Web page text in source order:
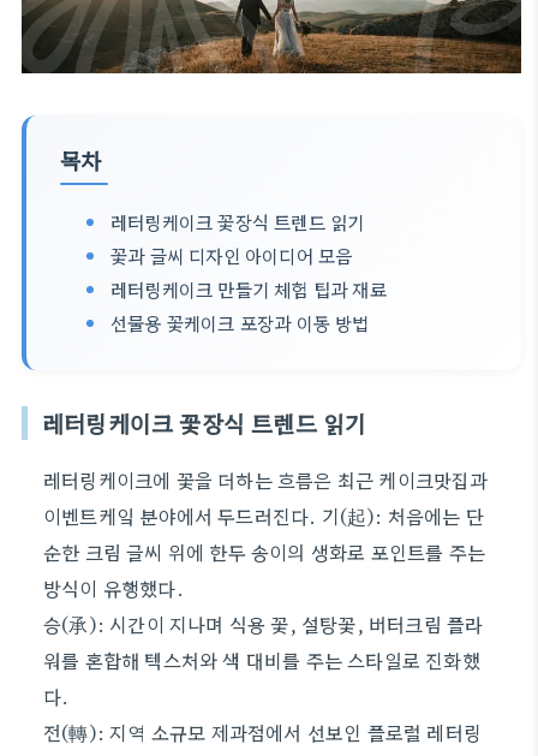
목차
레터링케이크 꽃장식 트렌드 읽기
꽃과 글씨 디자인 아이디어 모음
레터링케이크 만들기 체험 팁과 재료
선물용 꽃케이크 포장과 이동 방법
레터링케이크 꽃장식 트렌드 읽기
레터링케이크에 꽃을 더하는 흐름은 최근 케이크맛집과
이벤트케잌 분야에서 두드러진다. 기(起): 처음에는 단
순한 크림 글씨 위에 한두 송이의 생화로 포인트를 주는
방식이 유행했다.
승(承): 시간이 지나며 식용 꽃, 설탕꽃, 버터크림 플라
워를 혼합해 텍스처와 색 대비를 주는 스타일로 진화했
다.
전(轉): 지역 소규모 제과점에서 선보인 플로럴 레터링